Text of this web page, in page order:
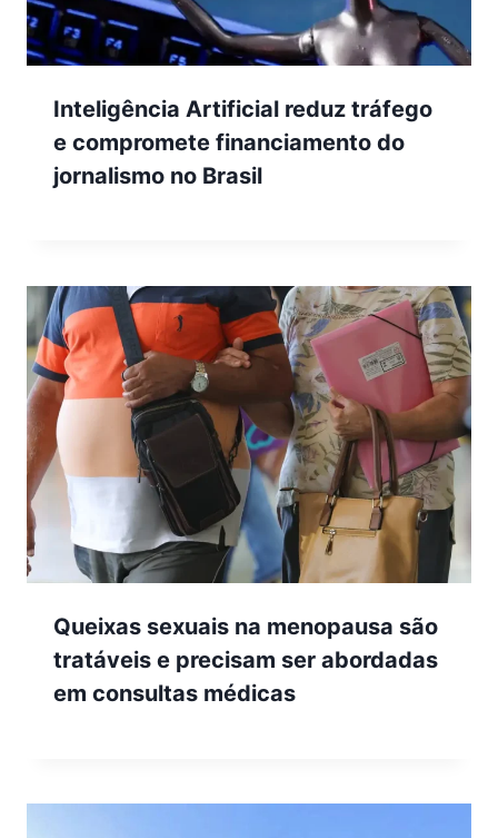
Inteligência Artificial reduz tráfego
e compromete financiamento do
jornalismo no Brasil
Queixas sexuais na menopausa são
tratáveis e precisam ser abordadas
em consultas médicas